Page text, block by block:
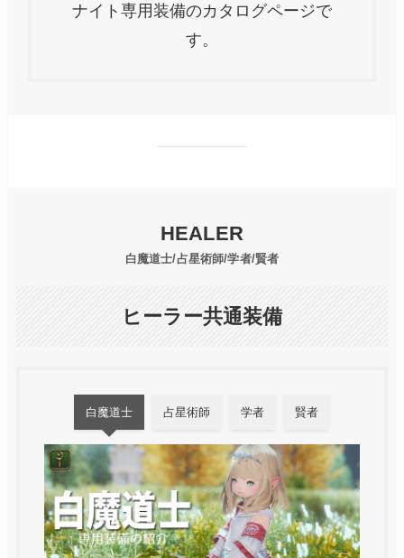
ナイト専用装備のカタログページで
す。
HEALER
白魔道士/占星術師/学者/賢者
ヒーラー共通装備
白魔道士 占星術師 学者 賢者